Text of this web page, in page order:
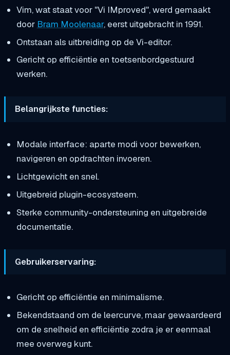
Vim, wat staat voor "Vi IMproved", werd gemaakt
door Bram Moolenaar, eerst uitgebracht in 1991.
Ontstaan als uitbreiding op de Vi-editor.
Gericht op efficiëntie en toetsenbordgestuurd
werken.
Belangrijkste functies:
Modale interface: aparte modi voor bewerken,
navigeren en opdrachten invoeren.
Lichtgewicht en snel.
Uitgebreid plugin-ecosysteem.
Sterke community-ondersteuning en uitgebreide
documentatie.
Gebruikerservaring:
Gericht op efficiëntie en minimalisme.
Bekendstaand om de leercurve, maar gewaardeerd
om de snelheid en efficiëntie zodra je er eenmaal
mee overweg kunt.